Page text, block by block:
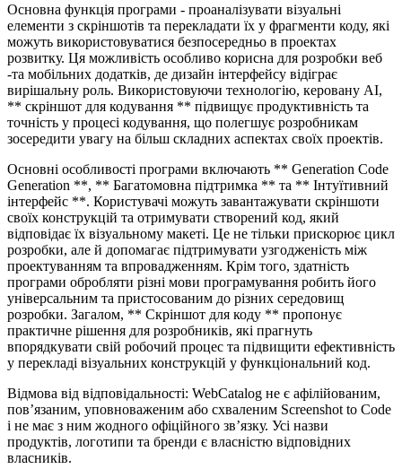
Основна функція програми - проаналізувати візуальні
елементи з скріншотів та перекладати їх у фрагменти коду, які
можуть використовуватися безпосередньо в проектах
розвитку. Ця можливість особливо корисна для розробки веб
-та мобільних додатків, де дизайн інтерфейсу відіграє
вирішальну роль. Використовуючи технологію, керовану AI,
** скріншот для кодування ** підвищує продуктивність та
точність у процесі кодування, що полегшує розробникам
зосередити увагу на більш складних аспектах своїх проектів.
Основні особливості програми включають ** Generation Code
Generation **, ** Багатомовна підтримка ** та ** Інтуїтивний
інтерфейс **. Користувачі можуть завантажувати скріншоти
своїх конструкцій та отримувати створений код, який
відповідає їх візуальному макеті. Це не тільки прискорює цикл
розробки, але й допомагає підтримувати узгодженість між
проектуванням та впровадженням. Крім того, здатність
програми обробляти різні мови програмування робить його
універсальним та пристосованим до різних середовищ
розробки. Загалом, ** Скріншот для коду ** пропонує
практичне рішення для розробників, які прагнуть
впорядкувати свій робочий процес та підвищити ефективність
у перекладі візуальних конструкцій у функціональний код.
Відмова від відповідальності: WebCatalog не є афілійованим,
пов’язаним, уповноваженим або схваленим Screenshot to Code
і не має з ним жодного офіційного зв’язку. Усі назви
продуктів, логотипи та бренди є власністю відповідних
власників.